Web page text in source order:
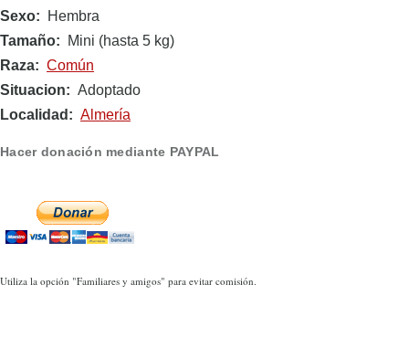
Sexo
Hembra
Tamaño
Mini (hasta 5 kg)
Raza
Común
Situacion
Adoptado
Localidad
Almería
Hacer donación mediante PAYPAL
Utiliza la opción "Familiares y amigos" para evitar comisión.